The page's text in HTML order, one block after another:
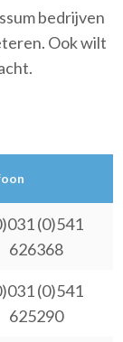
bedrijven
Ook wilt
(0)541
626368
(0)541
625290